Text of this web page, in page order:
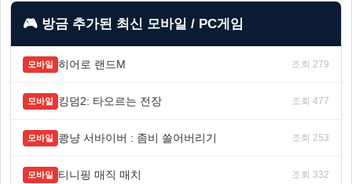
🎮 방금 추가된 최신 모바일 / PC게임
모바일 히어로 랜드M 조회 279
모바일 킹덤2: 타오르는 전장 조회 477
모바일 쾅냥 서바이버 : 좀비 쓸어버리기 조회 253
모바일 티니핑 매직 매치 조회 332